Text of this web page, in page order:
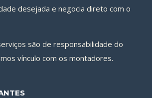
desejada e negocia direto com o
são de responsabilidade do
vínculo com os montadores.